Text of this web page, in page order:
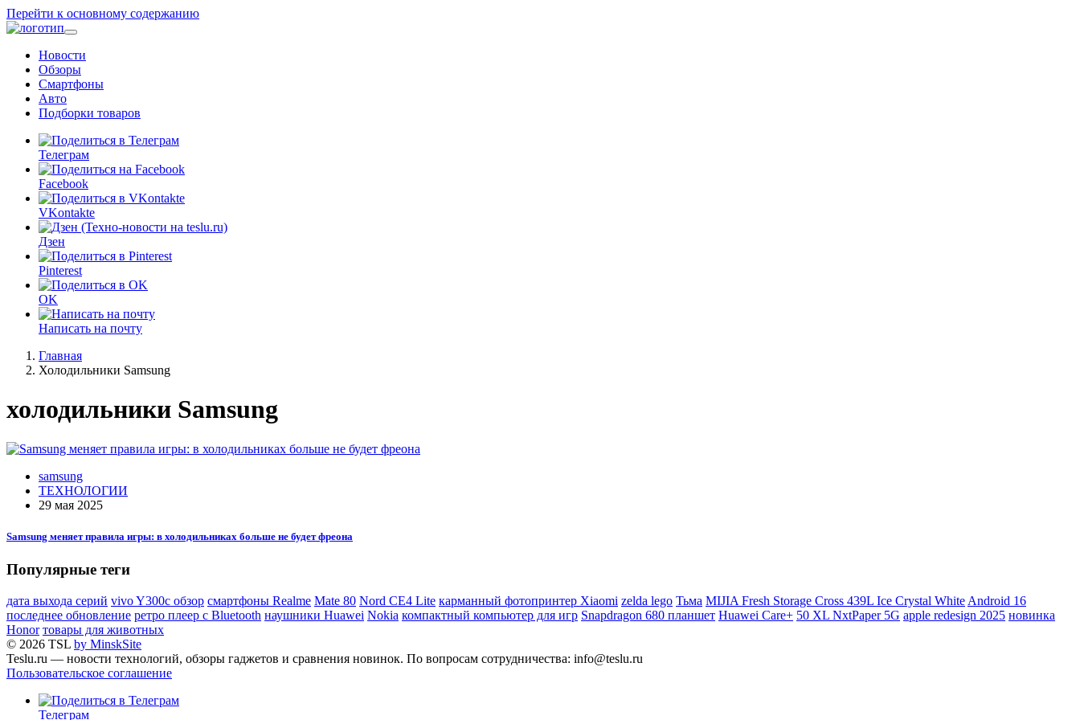
Перейти к основному содержанию
Новости
Обзоры
Смартфоны
Авто
Подборки товаров
Телеграм
Facebook
VKontakte
Дзен
Pinterest
OK
Написать на почту
Главная
Холодильники Samsung
холодильники Samsung
samsung
ТЕХНОЛОГИИ
29 мая 2025
Samsung меняет правила игры: в холодильниках больше не будет фреона
Популярные теги
дата выхода серий vivo Y300c обзор смартфоны Realme Mate 80 Nord CE4 Lite карманный фотопринтер Xiaomi zelda lego Тьма MIJIA Fresh Storage Cross 439L Ice Crystal White Android 16
последнее обновление ретро плеер с Bluetooth наушники Huawei Nokia компактный компьютер для игр Snapdragon 680 планшет Huawei Care+ 50 XL NxtPaper 5G apple redesign 2025 новинка
Honor товары для животных
© 2026 TSL by MinskSite
Teslu.ru — новости технологий, обзоры гаджетов и сравнения новинок. По вопросам сотрудничества: info@teslu.ru
Пользовательское соглашение
Телеграм